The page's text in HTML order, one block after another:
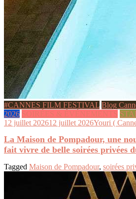
#CANNES FILM FESTIVAL Blog
2026 SOIRÉES & ÉVÉNEMENTS
12 juillet 202612 juillet 2026Youri (
La Maison de Pompadour, une
fait vivre de belle soirées privées
Tagged Maison de Pompadour, soirées